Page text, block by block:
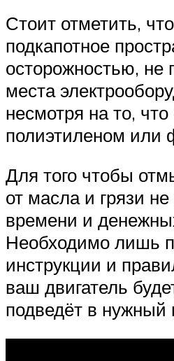
Стоит отметить,
подкапотное
осторожностью, не
места
несмотря на то,
полиэтиленом или
Для того чтобы
от масла и грязи
времени и
Необходимо лишь
инструкции и
ваш двигатель
подведёт в нужный